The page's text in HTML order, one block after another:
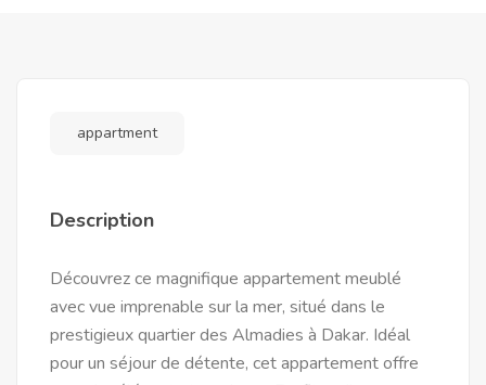
appartment
Description
Découvrez ce magnifique appartement meublé
avec vue imprenable sur la mer, situé dans le
prestigieux quartier des Almadies à Dakar. Idéal
pour un séjour de détente, cet appartement offre